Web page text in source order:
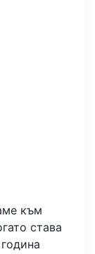
към
става